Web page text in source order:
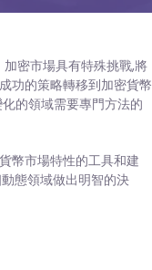
密市場具有特殊挑戰,將
功的策略轉移到加密貨幣
的領域需要專門方法的
幣市場特性的工具和建
態領域做出明智的決